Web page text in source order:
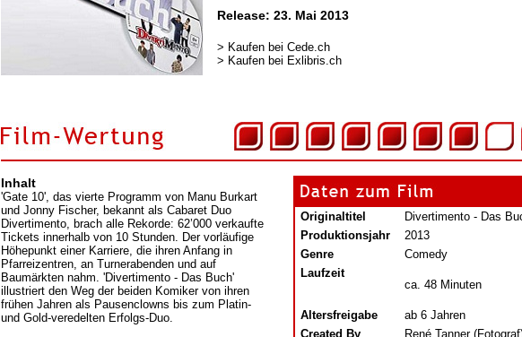
Release: 23. Mai 2013
> Kaufen bei Cede.ch
> Kaufen bei Exlibris.ch
Inhalt
'Gate 10', das vierte Programm von Manu Burkart
und Jonny Fischer, bekannt als Cabaret Duo
Divertimento, brach alle Rekorde: 62’000 verkaufte
Tickets innerhalb von 10 Stunden. Der vorläufige
Höhepunkt einer Karriere, die ihren Anfang in
Pfarreizentren, an Turnerabenden und auf
Baumärkten nahm. 'Divertimento - Das Buch'
illustriert den Weg der beiden Komiker von ihren
frühen Jahren als Pausenclowns bis zum Platin-
und Gold-veredelten Erfolgs-Duo.
Originaltitel
Divertimento - Das
Produktionsjahr
2013
Genre
Comedy
Laufzeit
ca. 48 Minuten
Altersfreigabe
ab 6 Jahren
Created By
René Tanner